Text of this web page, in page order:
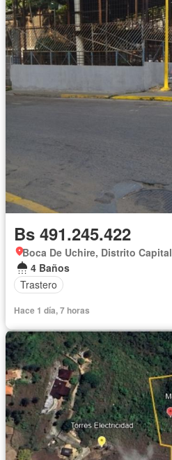
Bs 491.245.422
Boca De Uchire, Distrito Capital
4 Baños
Trastero
Hace 1 día, 7 horas